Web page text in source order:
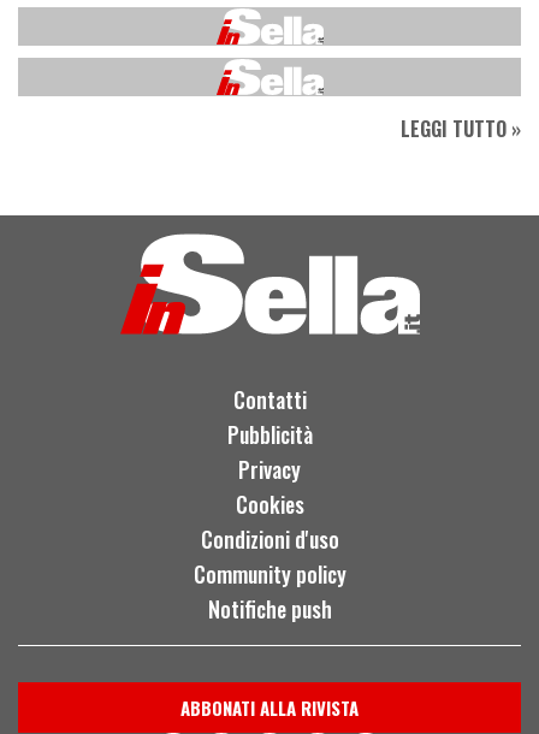
LEGGI TUTTO »
Contatti
Pubblicità
Privacy
Cookies
Condizioni d'uso
Community policy
Notifiche push
ABBONATI ALLA RIVISTA